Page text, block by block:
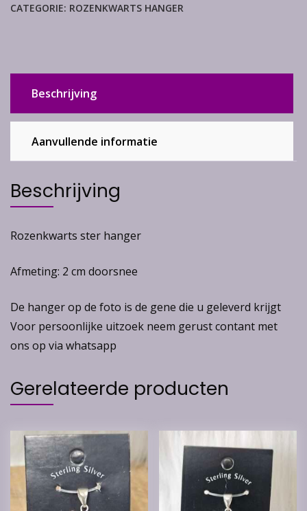
CATEGORIE: ROZENKWARTS HANGER
Beschrijving
Aanvullende informatie
Beschrijving
Rozenkwarts ster hanger
Afmeting: 2 cm doorsnee
De hanger op de foto is de gene die u geleverd krijgt
Voor persoonlijke uitzoek neem gerust contant met
ons op via whatsapp
Gerelateerde producten